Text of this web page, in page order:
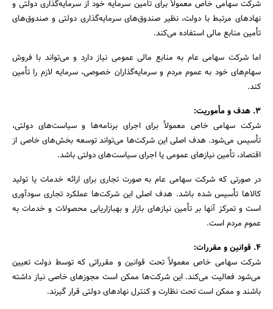
شرکت سهامی خاص معمولاً برای تأمین سرمایه خود از سرمایه‌گذاری دولتی و
نهادهای مرتبط با دولت، نظیر صندوق‌های سرمایه‌گذاری دولتی و صندوق‌های
تأمین منابع مالی استفاده می‌کند.
اما شرکت سهامی عام به منابع مالی عمومی نیاز دارد و می‌تواند با فروش
سهام‌های خود به عموم مردم و سرمایه‌گذاران خصوصی، سرمایه لازم را تأمین
کند.
3. هدف و مأموریت:
شرکت سهامی خاص معمولاً برای اجرای برنامه‌ها و سیاست‌های دولتی،
تأسیس می‌شود. هدف اصلی این شرکت‌ها می‌تواند توسعه بخش‌های خاصی از
اقتصاد، تأمین نیازهای عمومی یا اجرای سیاست‌های دولتی باشد.
در صورتی که شرکت سهامی عام به صورت تجاری برای ارائه خدمات یا تولید
کالاها تأسیس شده باشد. هدف اصلی این شرکت‌ها عملکرد تجاری سودآوری
است و تمرکز آنها بر تأمین نیازهای بازار و بهبازاریابی محصولات و خدمات به
عموم مردم است.
4. قوانین و مقررات:
شرکت سهامی خاص معمولاً تحت قوانین و مقرراتی که توسط دولت تعیین
می‌شود فعالیت می‌کند. این شرکت‌ها ممکن است مجوزهای خاصی نیاز داشته
باشند و ممکن است تحت نظارت و کنترل نهاد‌های دولتی قرار گیرند.